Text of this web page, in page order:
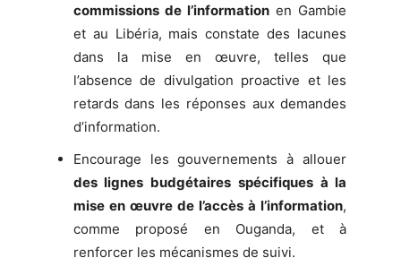
commissions de l’information en Gambie
et au Libéria, mais constate des lacunes
dans la mise en œuvre, telles que
l’absence de divulgation proactive et les
retards dans les réponses aux demandes
d’information.
Encourage les gouvernements à allouer
des lignes budgétaires spécifiques à la
mise en œuvre de l’accès à l’information,
comme proposé en Ouganda, et à
renforcer les mécanismes de suivi.